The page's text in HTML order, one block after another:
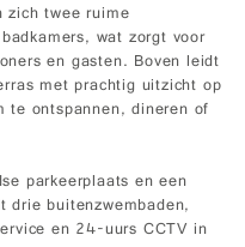
zich twee ruime
wat zorgt voor
en gasten. Boven leidt
met prachtig uitzicht op
te ontspannen, dineren of
parkeerplaats en een
drie buitenzwembaden,
en 24-uurs CCTV in